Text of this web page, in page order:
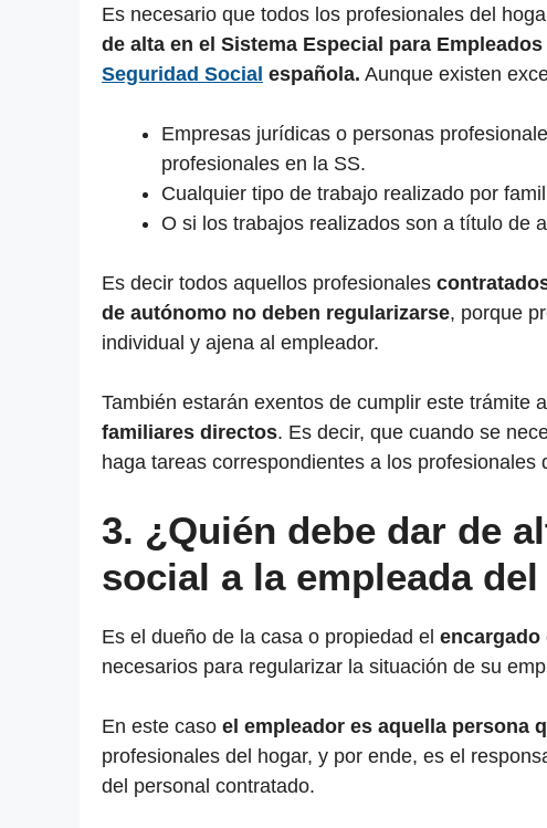
Es necesario que todos los profesionales del
de alta en el Sistema Especial para
Seguridad Social española. Aunque existen
Empresas jurídicas o personas
profesionales en la SS.
Cualquier tipo de trabajo realizado por
O si los trabajos realizados son a título de
Es decir todos aquellos profesionales
de autónomo no deben regularizarse, porque
individual y ajena al empleador.
También estarán exentos de cumplir este trámite
familiares directos. Es decir, que cuando se
haga tareas correspondientes a los
3. ¿Quién debe dar de
social a la empleada
Es el dueño de la casa o propiedad el
necesarios para regularizar la situación de su
En este caso el empleador es aquella persona
profesionales del hogar, y por ende, es el
del personal contratado.